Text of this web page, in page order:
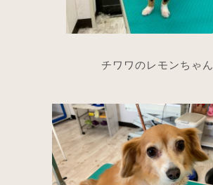
チワワのレモンちゃん